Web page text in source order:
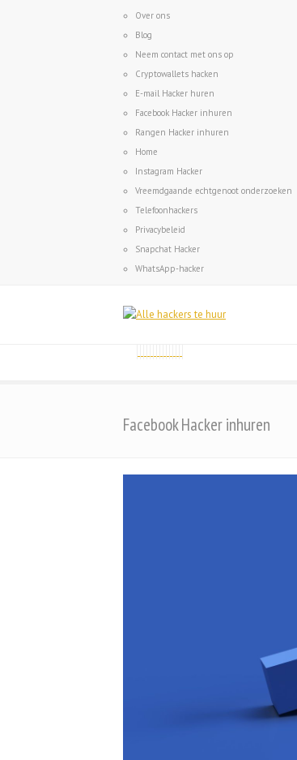
Over ons
Blog
Neem contact met ons op
Cryptowallets hacken
E-mail Hacker huren
Facebook Hacker inhuren
Rangen Hacker inhuren
Home
Instagram Hacker
Vreemdgaande echtgenoot onderzoeken
Telefoonhackers
Privacybeleid
Snapchat Hacker
WhatsApp-hacker
Facebook Hacker inhuren